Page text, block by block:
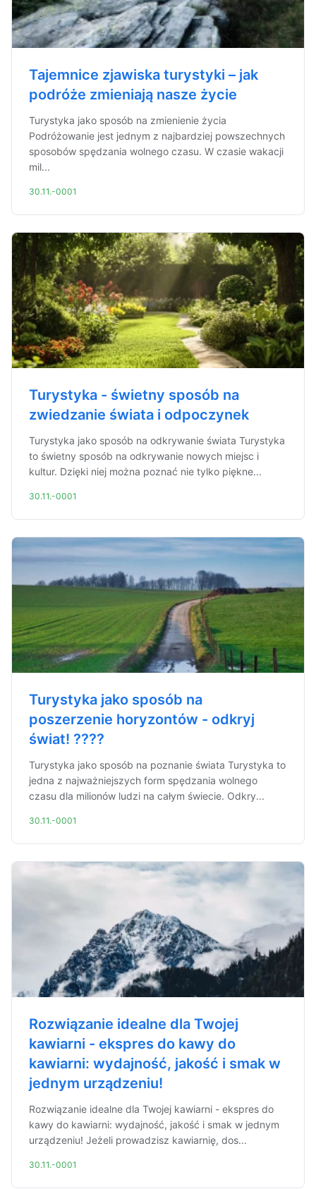
Tajemnice zjawiska turystyki – jak
podróże zmieniają nasze życie
Turystyka jako sposób na zmienienie życia
Podróżowanie jest jednym z najbardziej powszechnych
sposobów spędzania wolnego czasu. W czasie wakacji
mil...
30.11.-0001
Turystyka - świetny sposób na
zwiedzanie świata i odpoczynek
Turystyka jako sposób na odkrywanie świata Turystyka
to świetny sposób na odkrywanie nowych miejsc i
kultur. Dzięki niej można poznać nie tylko piękne...
30.11.-0001
Turystyka jako sposób na
poszerzenie horyzontów - odkryj
świat! ????
Turystyka jako sposób na poznanie świata Turystyka to
jedna z najważniejszych form spędzania wolnego
czasu dla milionów ludzi na całym świecie. Odkry...
30.11.-0001
Rozwiązanie idealne dla Twojej
kawiarni - ekspres do kawy do
kawiarni: wydajność, jakość i smak w
jednym urządzeniu!
Rozwiązanie idealne dla Twojej kawiarni - ekspres do
kawy do kawiarni: wydajność, jakość i smak w jednym
urządzeniu! Jeżeli prowadzisz kawiarnię, dos...
30.11.-0001